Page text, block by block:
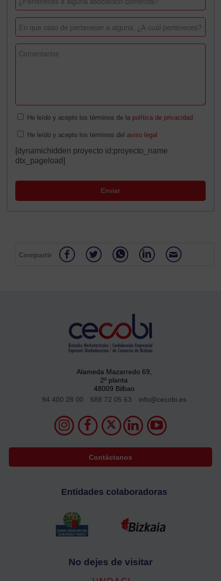
He leído y acepto los términos de la política de privacidad
He leído y acepto los términos delaviso legal
[dynamichidden proyecto id:proyecto_name
dtx_pageload]
Compartir
Alameda Mazarredo 69,
2º planta
48009 Bilbao
94 400 28 00
688 72 05 63 info@cecobi.es
Contáctanos
Entidades colaboradoras
No dejes de visitar